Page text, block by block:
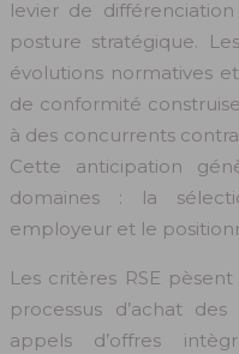
levier de
posture stratégique.
évolutions normatives
de conformité
à des concurrents
Cette anticipation
domaines : la
employeur et le
Les critères RSE
processus d’achat
appels d’offres